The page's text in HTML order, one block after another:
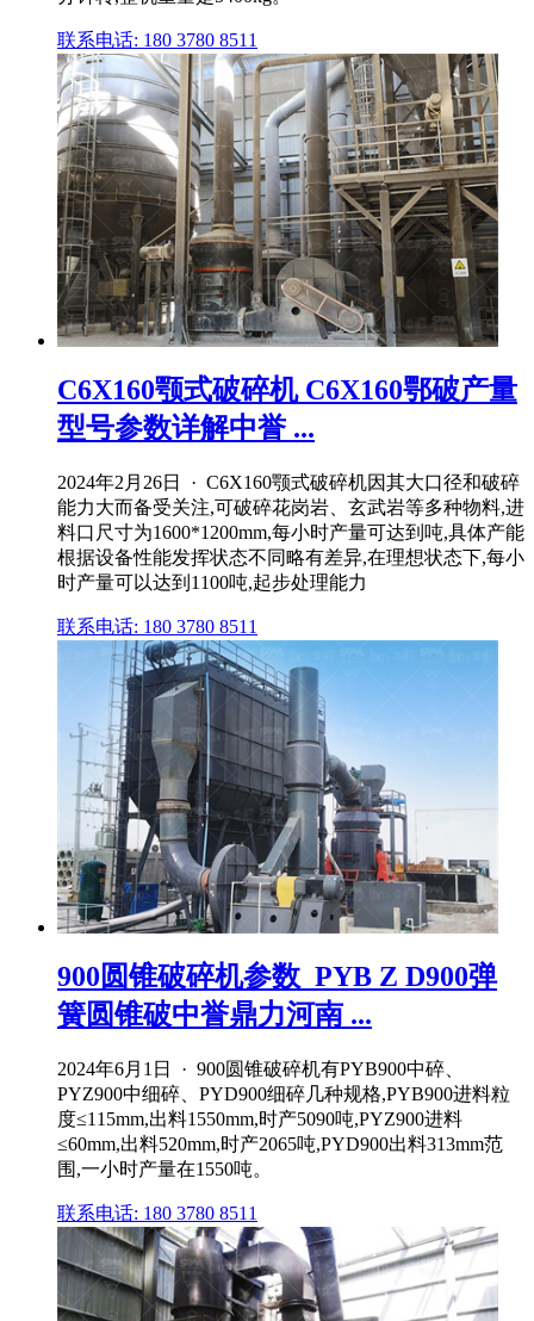
联系电话: 180 3780 8511
C6X160颚式破碎机 C6X160鄂破产量
型号参数详解中誉 ...
2024年2月26日 · C6X160颚式破碎机因其大口径和破碎
能力大而备受关注,可破碎花岗岩、玄武岩等多种物料,进
料口尺寸为1600*1200mm,每小时产量可达到吨,具体产能
根据设备性能发挥状态不同略有差异,在理想状态下,每小
时产量可以达到1100吨,起步处理能力
联系电话: 180 3780 8511
900圆锥破碎机参数_PYB Z D900弹
簧圆锥破中誉鼎力河南 ...
2024年6月1日 · 900圆锥破碎机有PYB900中碎、
PYZ900中细碎、PYD900细碎几种规格,PYB900进料粒
度≤115mm,出料1550mm,时产5090吨,PYZ900进料
≤60mm,出料520mm,时产2065吨,PYD900出料313mm范
围,一小时产量在1550吨。
联系电话: 180 3780 8511